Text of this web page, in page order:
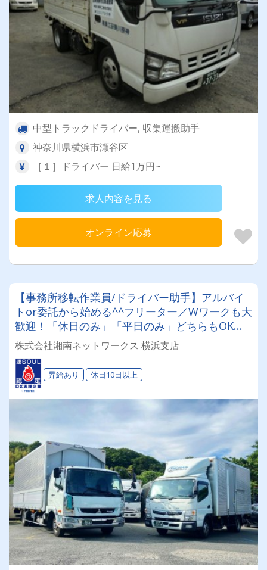
中型トラックドライバー, 収集運搬助手
神奈川県横浜市瀬谷区
［１］ドライバー 日給1万円~
求人内容を見る
オンライン応募
【事務所移転作業員/ドライバー助手】アルバイ
トor委託から始める^^フリーター／Wワークも大
歓迎！「休日のみ」「平日のみ」どちらもOK！
はたらく曜日がえらべる♪社員登用制度もあり⭐
株式会社湘南ネットワークス 横浜支店
昇給あり 休日10日以上